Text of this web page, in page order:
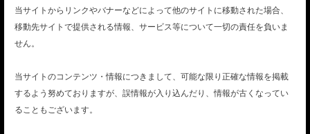
当サイトからリンクやバナーなどによって他のサイトに移動された場合、
移動先サイトで提供される情報、サービス等について一切の責任を負いま
せん。
当サイトのコンテンツ・情報につきまして、可能な限り正確な情報を掲載
するよう努めておりますが、誤情報が入り込んだり、情報が古くなってい
ることもございます。